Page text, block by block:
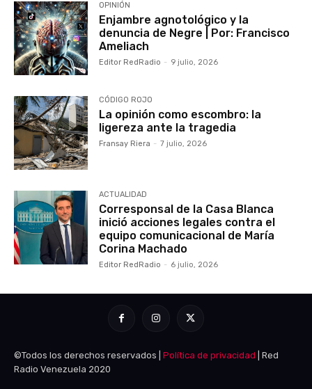
OPINIÓN
Enjambre agnotológico y la
denuncia de Negre | Por: Francisco
Ameliach
Editor RedRadio - 9 julio, 2026
CÓDIGO ROJO
La opinión como escombro: la
ligereza ante la tragedia
Fransay Riera - 7 julio, 2026
ACTUALIDAD
Corresponsal de la Casa Blanca
inició acciones legales contra el
equipo comunicacional de María
Corina Machado
Editor RedRadio - 6 julio, 2026
©Todos los derechos reservados | Política de privacidad | Red
Radio Venezuela 2020